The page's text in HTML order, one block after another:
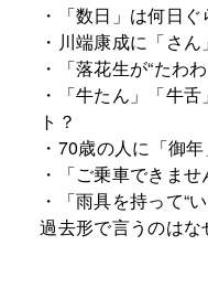
・「数日」は何日ぐ
・川端康成に「さ
・「落花生が“たわ
・「牛たん」「牛
ト？
・70歳の人に「御
・「ご乗車できま
・「雨具を持って“
過去形で言うのはな